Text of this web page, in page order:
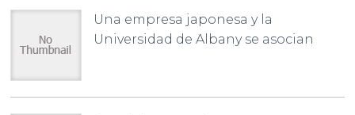
Una empresa japonesa y la
Universidad de Albany se asocian